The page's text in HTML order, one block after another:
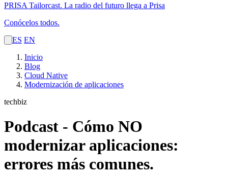
PRISA Tailorcast. La radio del futuro llega a Prisa
Conócelos todos.
ES EN
Inicio
Blog
Cloud Native
Modernización de aplicaciones
techbiz
Podcast - Cómo NO
modernizar aplicaciones:
errores más comunes.